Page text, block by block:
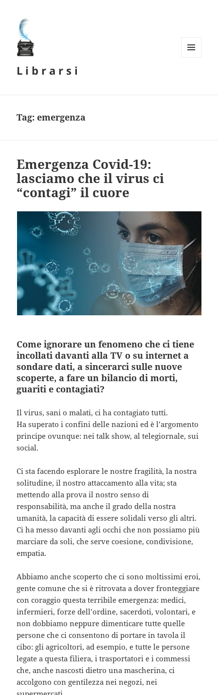
L i b r a r s i
Tag:emergenza
Emergenza Covid-19:
lasciamo che il virus ci
“contagi” il cuore
Come ignorare un fenomeno che ci tiene
incollati davanti alla TV o su internet a
sondare dati, a sincerarci sulle nuove
scoperte, a fare un bilancio di morti,
guariti e contagiati?
Il virus, sani o malati, ci ha contagiato tutti.
Ha superato i confini delle nazioni ed è l’argomento
principe ovunque: nei talk show, al telegiornale, sui
social.
Ci sta facendo esplorare le nostre fragilità, la nostra
solitudine, il nostro attaccamento alla vita; sta
mettendo alla prova il nostro senso di
responsabilità, ma anche il grado della nostra
umanità, la capacità di essere solidali verso gli altri.
Ci ha messo davanti agli occhi che non possiamo più
marciare da soli, che serve coesione, condivisione,
empatia.
Abbiamo anche scoperto che ci sono moltissimi eroi,
gente comune che si è ritrovata a dover fronteggiare
con coraggio questa terribile emergenza: medici,
infermieri, forze dell’ordine, sacerdoti, volontari, e
non dobbiamo neppure dimenticare tutte quelle
persone che ci consentono di portare in tavola il
cibo: gli agricoltori, ad esempio, e tutte le persone
legate a questa filiera, i trasportatori e i commessi
che, anche nascosti dietro una mascherina, ci
accolgono con gentilezza nei negozi, nei